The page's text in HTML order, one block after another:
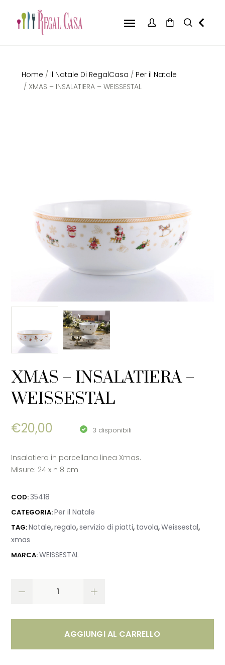
Home / Il Natale Di RegalCasa / Per il Natale
/ XMAS – INSALATIERA – WEISSESTAL
XMAS – INSALATIERA –
WEISSESTAL
€20,00 3 disponibili
Insalatiera in porcellana linea Xmas.
Misure: 24 x h 8 cm
COD:35418
CATEGORIA:Per il Natale
TAG:Natale,regalo,servizio di piatti, tavola,Weissestal,
xmas
MARCA:WEISSESTAL
AGGIUNGI AL CARRELLO